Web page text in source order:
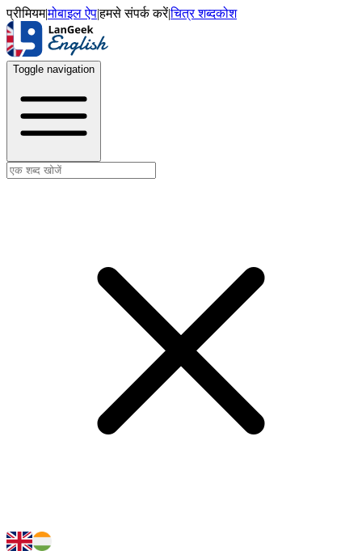
प्रीमियम|मोबाइल ऐप|हमसे संपर्क करें|चित्र शब्दकोश
Toggle navigation